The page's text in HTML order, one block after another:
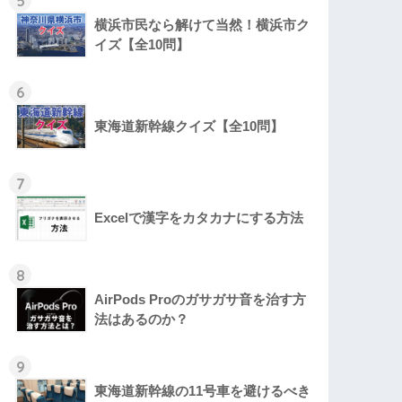
横浜市民なら解けて当然！横浜市ク
イズ【全10問】
6
東海道新幹線クイズ【全10問】
7
Excelで漢字をカタカナにする方法
8
AirPods Proのガサガサ音を治す方
法はあるのか？
9
東海道新幹線の11号車を避けるべき